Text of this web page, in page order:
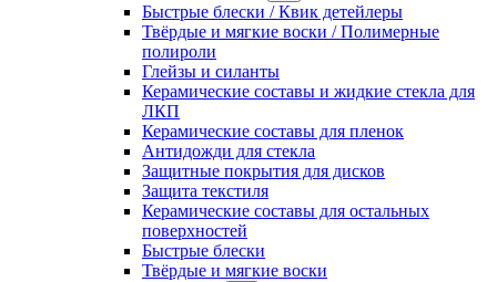
Быстрые блески / Квик детейлеры
Твёрдые и мягкие воски / Полимерные
полироли
Глейзы и силанты
Керамические составы и жидкие стекла для
ЛКП
Керамические составы для пленок
Антидожди для стекла
Защитные покрытия для дисков
Защита текстиля
Керамические составы для остальных
поверхностей
Быстрые блески
Твёрдые и мягкие воски